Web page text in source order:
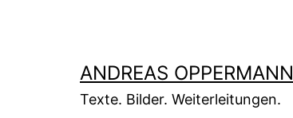
ANDREAS OPPERMANN
Texte. Bilder. Weiterleitungen.